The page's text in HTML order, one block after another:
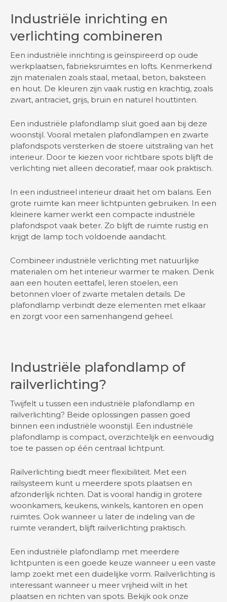
Industriële inrichting en
verlichting combineren
Een industriële inrichting is geïnspireerd op oude
werkplaatsen, fabrieksruimtes en lofts. Kenmerkend
zijn materialen zoals staal, metaal, beton, baksteen
en hout. De kleuren zijn vaak rustig en krachtig, zoals
zwart, antraciet, grijs, bruin en naturel houttinten.
Een industriële plafondlamp sluit goed aan bij deze
woonstijl. Vooral metalen plafondlampen en zwarte
plafondspots versterken de stoere uitstraling van het
interieur. Door te kiezen voor richtbare spots blijft de
verlichting niet alleen decoratief, maar ook praktisch.
In een industrieel interieur draait het om balans. Een
grote ruimte kan meer lichtpunten gebruiken. In een
kleinere kamer werkt een compacte industriële
plafondspot vaak beter. Zo blijft de ruimte rustig en
krijgt de lamp toch voldoende aandacht.
Combineer industriële verlichting met natuurlijke
materialen om het interieur warmer te maken. Denk
aan een houten eettafel, leren stoelen, een
betonnen vloer of zwarte metalen details. De
plafondlamp verbindt deze elementen met elkaar
en zorgt voor een samenhangend geheel.
Industriële plafondlamp of
railverlichting?
Twijfelt u tussen een industriële plafondlamp en
railverlichting? Beide oplossingen passen goed
binnen een industriële woonstijl. Een industriële
plafondlamp is compact, overzichtelijk en eenvoudig
toe te passen op één centraal lichtpunt.
Railverlichting biedt meer flexibiliteit. Met een
railsysteem kunt u meerdere spots plaatsen en
afzonderlijk richten. Dat is vooral handig in grotere
woonkamers, keukens, winkels, kantoren en open
ruimtes. Ook wanneer u later de indeling van de
ruimte verandert, blijft railverlichting praktisch.
Een industriële plafondlamp met meerdere
lichtpunten is een goede keuze wanneer u een vaste
lamp zoekt met een duidelijke vorm. Railverlichting is
interessant wanneer u meer vrijheid wilt in het
plaatsen en richten van spots. Bekijk ook onze